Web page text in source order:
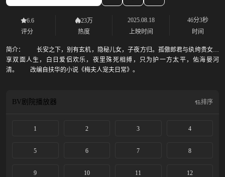
6.6
评分
23万
热度
2025.08.18
上映时间
46分3秒
时间
简介：
长安之下，别有玄机，隐秘儿女，子夜方归。孤傲郎君与纨绔贵女纵
享双面人生，白日爱侣欢乐，夜里殊死相搏，只为护一方太平，佑海晏河
清。 改编自扶华的小说《梅夫人宠夫日常》。
BV剧院播放器 排序
1 2 3 4
5 6 7 8
9 10 11 12